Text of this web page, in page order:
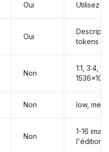
Oui Utilisez
Oui
tokens
Non
1:1, 3:4,
Non low,
Non
1-16
l'édition,